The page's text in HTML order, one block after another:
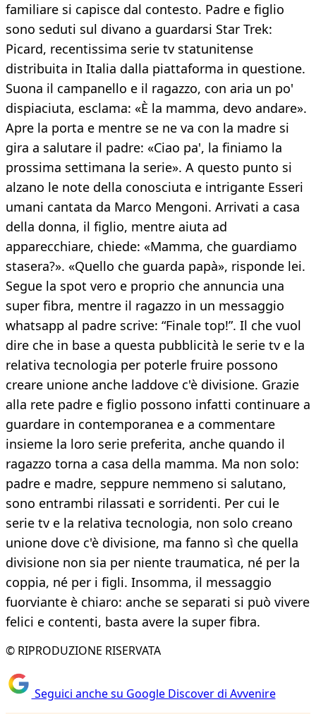
familiare si capisce dal contesto. Padre e figlio
sono seduti sul divano a guardarsi Star Trek:
Picard, recentissima serie tv statunitense
distribuita in Italia dalla piattaforma in questione.
Suona il campanello e il ragazzo, con aria un po'
dispiaciuta, esclama: «È la mamma, devo andare».
Apre la porta e mentre se ne va con la madre si
gira a salutare il padre: «Ciao pa', la finiamo la
prossima settimana la serie». A questo punto si
alzano le note della conosciuta e intrigante Esseri
umani cantata da Marco Mengoni. Arrivati a casa
della donna, il figlio, mentre aiuta ad
apparecchiare, chiede: «Mamma, che guardiamo
stasera?». «Quello che guarda papà», risponde lei.
Segue la spot vero e proprio che annuncia una
super fibra, mentre il ragazzo in un messaggio
whatsapp al padre scrive: “Finale top!”. Il che vuol
dire che in base a questa pubblicità le serie tv e la
relativa tecnologia per poterle fruire possono
creare unione anche laddove c'è divisione. Grazie
alla rete padre e figlio possono infatti continuare a
guardare in contemporanea e a commentare
insieme la loro serie preferita, anche quando il
ragazzo torna a casa della mamma. Ma non solo:
padre e madre, seppure nemmeno si salutano,
sono entrambi rilassati e sorridenti. Per cui le
serie tv e la relativa tecnologia, non solo creano
unione dove c'è divisione, ma fanno sì che quella
divisione non sia per niente traumatica, né per la
coppia, né per i figli. Insomma, il messaggio
fuorviante è chiaro: anche se separati si può vivere
felici e contenti, basta avere la super fibra.
© RIPRODUZIONE RISERVATA
Seguici anche su Google Discover di Avvenire